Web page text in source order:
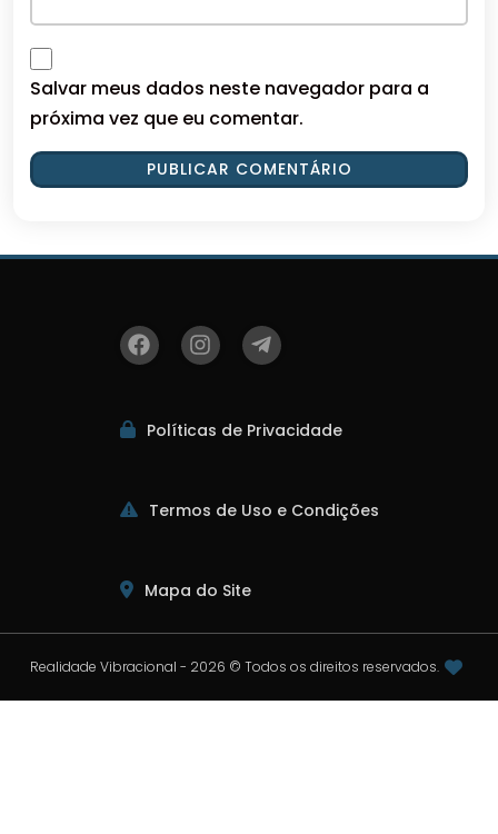
Salvar meus dados neste navegador para a
próxima vez que eu comentar.
Políticas de Privacidade
Termos de Uso e Condições
Mapa do Site
Realidade Vibracional - 2026 © Todos os direitos reservados.